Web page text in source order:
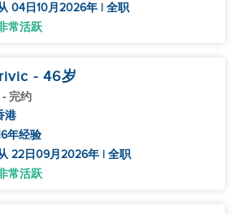
04日10月2026年 | 全职
常活跃
- 46岁
- 完约
港
年经验
22日09月2026年 | 全职
常活跃